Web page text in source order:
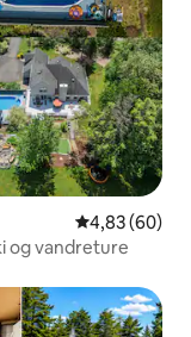
4,83 ud af 5 i
4,83 (60)
og vandreture